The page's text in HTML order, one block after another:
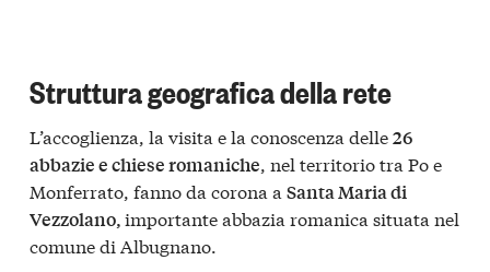
Struttura geografica della rete
L’accoglienza, la visita e la conoscenza delle26
abbazie e chiese romaniche, nel territorio tra Po e
Monferrato, fanno da corona a Santa Maria di
Vezzolano,importante abbazia romanica situata nel
comune di Albugnano.